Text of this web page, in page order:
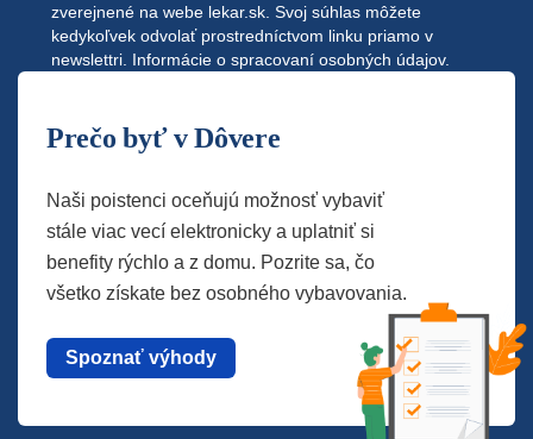
zverejnené na webe lekar.sk. Svoj súhlas môžete
kedykoľvek odvolať prostredníctvom linku priamo v
newslettri. Informácie o spracovaní osobných údajov.
Prečo byť v Dôvere
Naši poistenci oceňujú možnosť vybaviť
stále viac vecí elektronicky a uplatniť si
benefity rýchlo a z domu. Pozrite sa, čo
všetko získate bez osobného vybavovania.
Spoznať výhody